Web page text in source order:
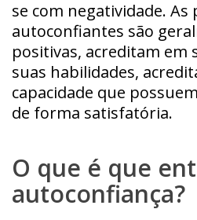
se com negatividade. As
autoconfiantes são
positivas, acreditam em
suas habilidades,
capacidade que
de forma satisfatória.
O que é que
autoconfiança?